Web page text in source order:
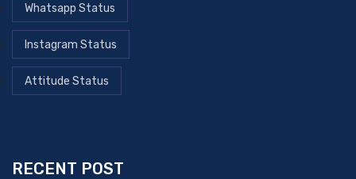
Whatsapp Status
Instagram Status
Attitude Status
RECENT POST